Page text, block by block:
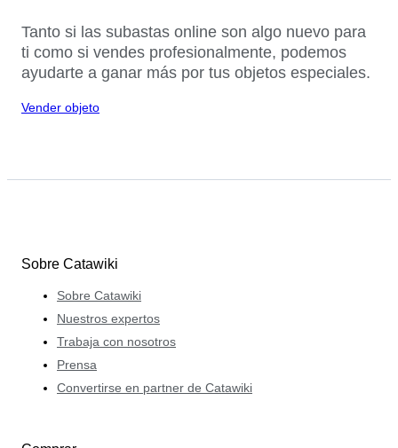
Tanto si las subastas online son algo nuevo para
ti como si vendes profesionalmente, podemos
ayudarte a ganar más por tus objetos especiales.
Vender objeto
Sobre Catawiki
Sobre Catawiki
Nuestros expertos
Trabaja con nosotros
Prensa
Convertirse en partner de Catawiki